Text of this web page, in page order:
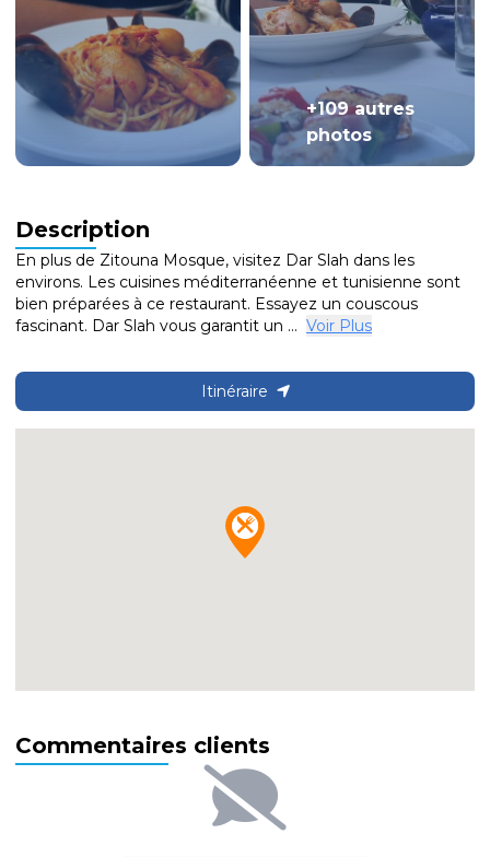
+109 autres
photos
Description
En plus de Zitouna Mosque, visitez Dar Slah dans les
environs. Les cuisines méditerranéenne et tunisienne sont
bien préparées à ce restaurant. Essayez un couscous
fascinant. Dar Slah vous garantit un ... Voir Plus
Itinéraire
Commentaires clients